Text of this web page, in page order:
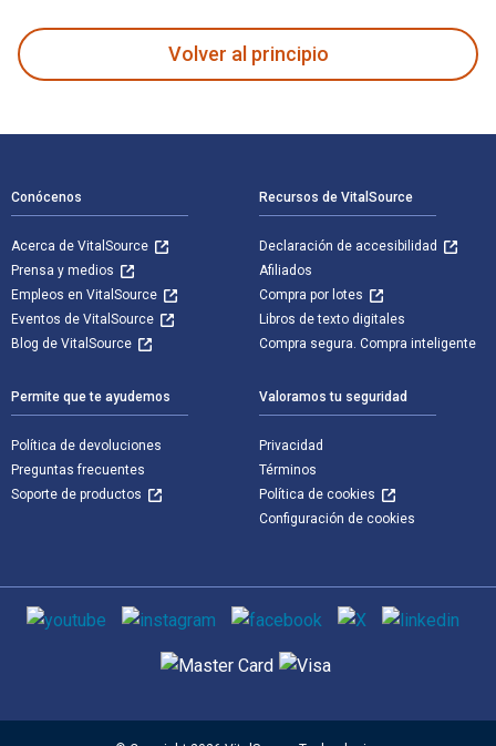
Volver al principio
Conócenos
Acerca de VitalSource
Prensa y medios
Empleos en VitalSource
Eventos de VitalSource
Blog de VitalSource
Recursos de VitalSource
Declaración de accesibilidad
Afiliados
Compra por lotes
Libros de texto digitales
Compra segura. Compra inteligente
Permite que te ayudemos
Política de devoluciones
Preguntas frecuentes
Soporte de productos
Valoramos tu seguridad
Privacidad
Términos
Política de cookies
Configuración de cookies
Medios de comunicación social
Métodos de pago admitidos